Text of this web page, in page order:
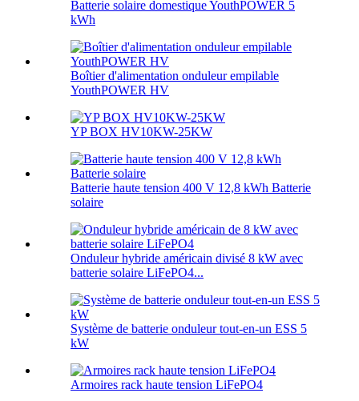
Batterie solaire domestique YouthPOWER 5
kWh
Boîtier d'alimentation onduleur empilable
YouthPOWER HV
YP BOX HV10KW-25KW
Batterie haute tension 400 V 12,8 kWh Batterie
solaire
Onduleur hybride américain divisé 8 kW avec
batterie solaire LiFePO4...
Système de batterie onduleur tout-en-un ESS 5
kW
Armoires rack haute tension LiFePO4